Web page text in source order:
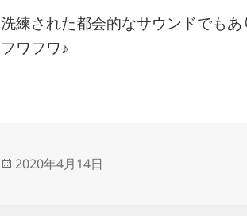
洗練された都会的なサウンドでも
フワフワ♪
投
2020年4月14日